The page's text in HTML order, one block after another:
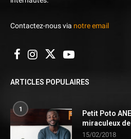
Contactez-nous via notre email
ARTICLES POPULAIRES
1
Petit Poto
miraculeux
15/02/2018